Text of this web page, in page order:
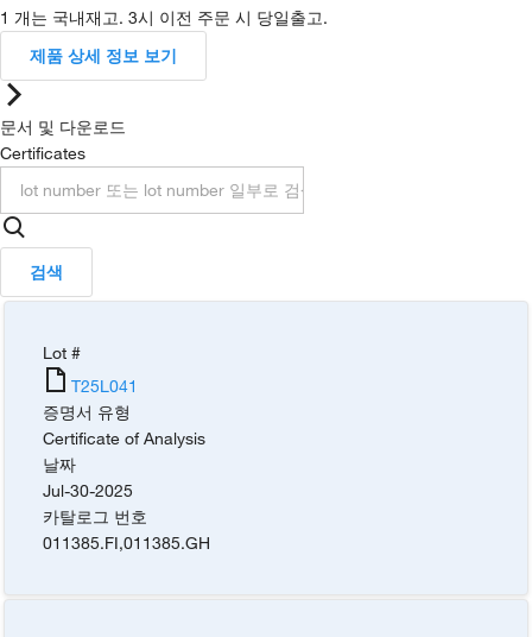
1 개는 국내재고. 3시 이전 주문 시 당일출고.
제품 상세 정보 보기
문서 및 다운로드
Certificates
검색
Lot #
T25L041
증명서 유형
Certificate of Analysis
날짜
Jul-30-2025
카탈로그 번호
011385.FI,011385.GH